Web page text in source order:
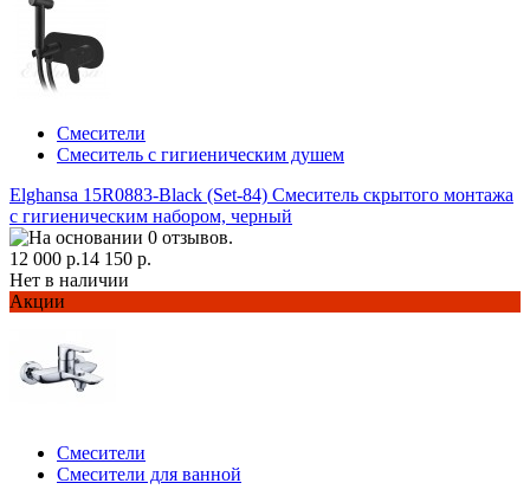
Смесители
Смеситель с гигиеническим душем
Elghansa 15R0883-Black (Set-84) Смеситель скрытого монтажа
с гигиеническим набором, черный
12 000 р.14 150 р.
Нет в наличии
Акции
Смесители
Смесители для ванной